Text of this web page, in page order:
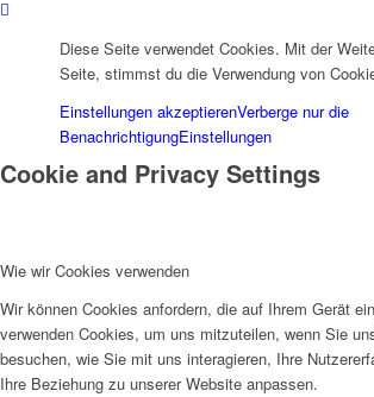
Diese Seite verwendet Cookies. Mit der
Seite, stimmst du die Verwendung von
Einstellungen akzeptierenVerberge nur die
BenachrichtigungEinstellungen
Cookie and Privacy Settings
Wie wir Cookies verwenden
Wir können Cookies anfordern, die auf Ihrem Gerät
verwenden Cookies, um uns mitzuteilen, wenn Sie
besuchen, wie Sie mit uns interagieren, Ihre
Ihre Beziehung zu unserer Website anpassen.